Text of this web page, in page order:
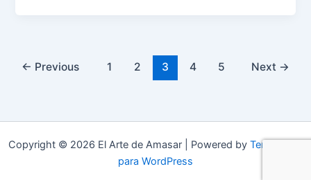
← Previous 1 2 3 4 5 Next →
Copyright © 2026 El Arte de Amasar | Powered by Tema Astra
para WordPress